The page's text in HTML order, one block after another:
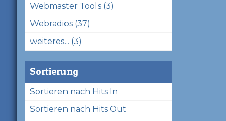
Webmaster Tools (3)
Webradios (37)
weiteres... (3)
Sortierung
Sortieren nach Hits In
Sortieren nach Hits Out